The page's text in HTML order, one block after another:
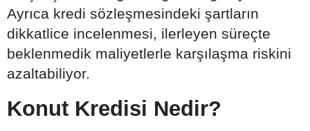
Ayrıca kredi sözleşmesindeki şartların
dikkatlice incelenmesi, ilerleyen süreçte
beklenmedik maliyetlerle karşılaşma riskini
azaltabiliyor.
Konut Kredisi Nedir?